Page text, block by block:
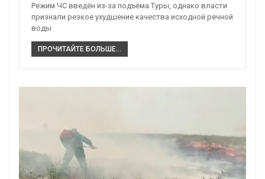
Режим ЧС введён из-за подъёма Туры, однако власти
признали резкое ухудшение качества исходной речной
воды
ПРОЧИТАЙТЕ БОЛЬШЕ...